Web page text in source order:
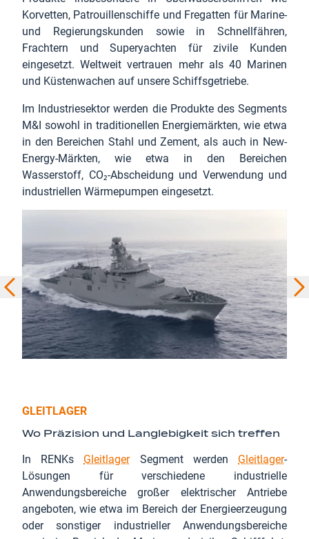
Korvetten, Patrouillenschiffe und Fregatten für Marine-
und Regierungskunden sowie in Schnellfähren,
Frachtern und Superyachten für zivile Kunden
eingesetzt. Weltweit vertrauen mehr als 40 Marinen
und Küstenwachen auf unsere Schiffsgetriebe.
Im Industriesektor werden die Produkte des Segments
M&I sowohl in traditionellen Energiemärkten, wie etwa
in den Bereichen Stahl und Zement, als auch in New-
Energy-Märkten, wie etwa in den Bereichen
Wasserstoff, CO₂-Abscheidung und Verwendung und
industriellen Wärmepumpen eingesetzt.
GLEITLAGER
Wo Präzision und Langlebigkeit sich treffen
In RENKs GleitlagerSegment werden Gleitlager-
Lösungen für verschiedene industrielle
Anwendungsbereiche großer elektrischer Antriebe
angeboten, wie etwa im Bereich der Energieerzeugung
oder sonstiger industrieller Anwendungsbereiche